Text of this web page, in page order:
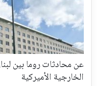
عن محادثات روما بين
الخارجية الأميركية